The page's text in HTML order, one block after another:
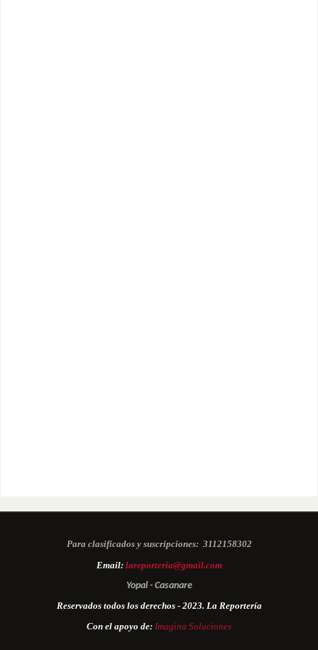
Para clasificados y suscripciones: 3112158302
Email: lareporteria@gmail.com
Yopal - Casanare
Reservados todos los derechos - 2023. La Reportería
Con el apoyo de: Imagina Soluciones